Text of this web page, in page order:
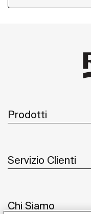
Prodotti
Servizio Clienti
Chi Siamo